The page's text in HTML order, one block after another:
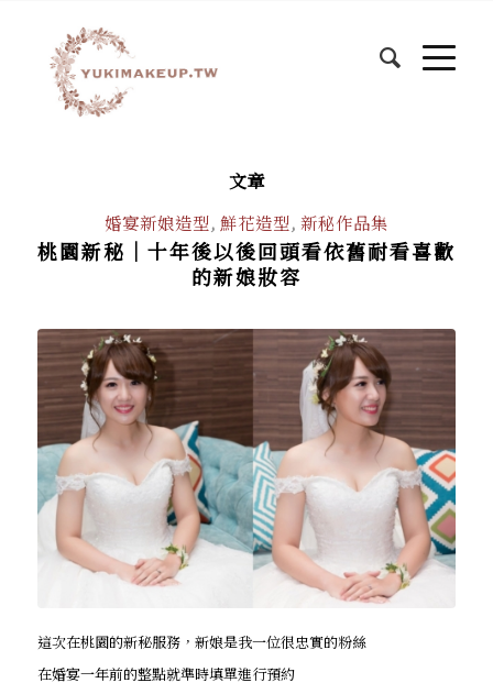
文章
婚宴新娘造型, 鮮花造型, 新秘作品集
桃園新秘｜十年後以後回頭看依舊耐看喜歡
的新娘妝容
這次在桃園的新秘服務，新娘是我一位很忠實的粉絲
在婚宴一年前的整點就準時填單進行預約